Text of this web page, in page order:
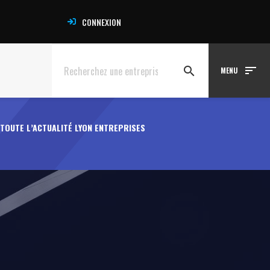
CONNEXION
search MENU sort
TOUTE L’ACTUALITÉ LYON ENTREPRISES